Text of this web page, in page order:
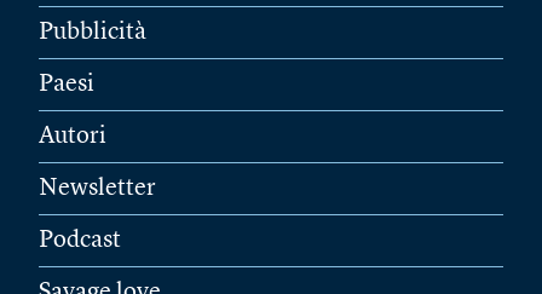
Pubblicità
Paesi
Autori
Newsletter
Podcast